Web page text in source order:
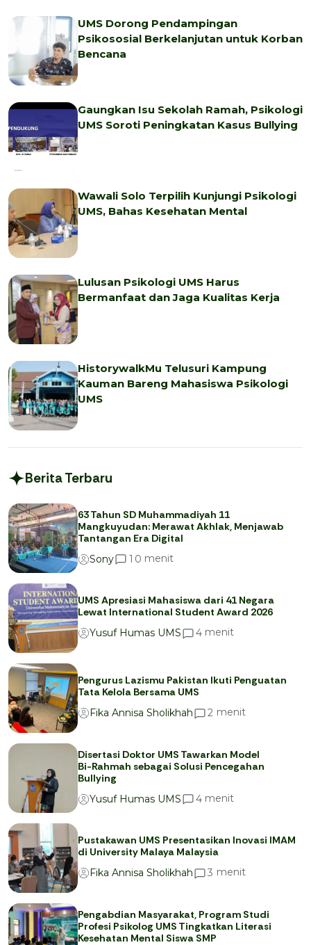
UMS Dorong Pendampingan
Psikososial Berkelanjutan untuk Korban
Bencana
Gaungkan Isu Sekolah Ramah, Psikologi
UMS Soroti Peningkatan Kasus Bullying
Wawali Solo Terpilih Kunjungi Psikologi
UMS, Bahas Kesehatan Mental
Lulusan Psikologi UMS Harus
Bermanfaat dan Jaga Kualitas Kerja
HistorywalkMu Telusuri Kampung
Kauman Bareng Mahasiswa Psikologi
UMS
Berita Terbaru
63 Tahun SD Muhammadiyah 11
Mangkuyudan: Merawat Akhlak, Menjawab
Tantangan Era Digital
Sony
1 0 menit
UMS Apresiasi Mahasiswa dari 41 Negara
Lewat International Student Award 2026
Yusuf Humas UMS
4 menit
Pengurus Lazismu Pakistan Ikuti Penguatan
Tata Kelola Bersama UMS
Fika Annisa Sholikhah
2 menit
Disertasi Doktor UMS Tawarkan Model
Bi-Rahmah sebagai Solusi Pencegahan
Bullying
Yusuf Humas UMS
4 menit
Pustakawan UMS Presentasikan Inovasi IMAM
di University Malaya Malaysia
Fika Annisa Sholikhah
3 menit
Pengabdian Masyarakat, Program Studi
Profesi Psikolog UMS Tingkatkan Literasi
Kesehatan Mental Siswa SMP